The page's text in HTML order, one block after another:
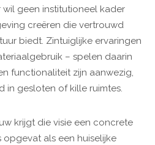
geen institutioneel kader
creëren die vertrouwd
biedt. Zintuiglijke ervaringen
– spelen daarin
functionaliteit zijn aanwezig,
in gesloten of kille ruimtes.
krijgt die visie een concrete
opgevat als een huiselijke